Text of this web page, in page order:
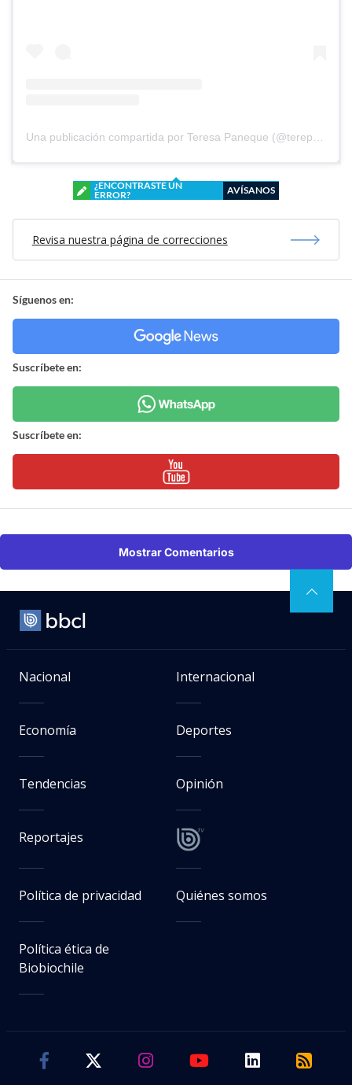
Una publicación compartida por Teresa Paneque (@terepaneque)
¿ENCONTRASTE UN
ERROR?
AVÍSANOS
Revisa nuestra página de correcciones
Síguenos en:
Suscríbete en:
Suscríbete en:
Mostrar Comentarios
Nacional Internacional
Economía Deportes
Tendencias Opinión
Reportajes
Política de privacidad Quiénes somos
Política ética de
Biobiochile